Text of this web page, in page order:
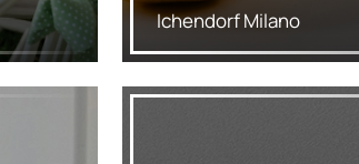
Ichendorf Milano